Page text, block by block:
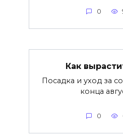
0
Как
Посадка и уход за
конца
0